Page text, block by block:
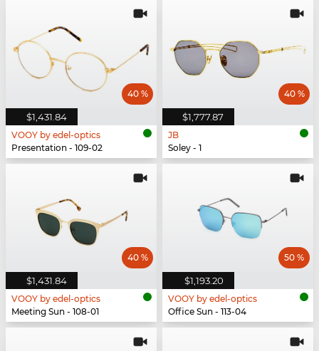
$1,431.84
40 %
VOOY by edel-optics
Presentation - 109-02
$1,777.87
40 %
JB
Soley - 1
$1,431.84
40 %
VOOY by edel-optics
Meeting Sun - 108-01
$1,193.20
50 %
VOOY by edel-optics
Office Sun - 113-04